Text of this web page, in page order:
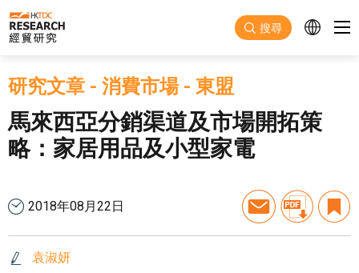
跳至主要內容
搜尋
研究文章 - 消費市場- 東盟
馬來西亞分銷渠道及市場開拓策
略：家居用品及小型家電
2018年08月22日
袁淑妍